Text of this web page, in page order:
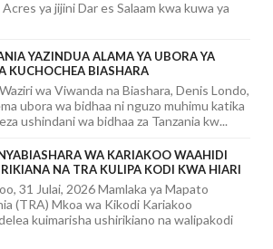
ya jijini Dar es Salaam kwa kuwa ya
YAZINDUA ALAMA YA UBORA YA
KUCHOCHEA BIASHARA
wa Viwanda na Biashara, Denis Londo,
ubora wa bidhaa ni nguzo muhimu katika
ushindani wa bidhaa za Tanzania kw...
WA KARIAKOO WAAHIDI
NA TRA KULIPA KODI KWA HIARI
31 Julai, 2026 Mamlaka ya Mapato
(TRA) Mkoa wa Kikodi Kariakoo
kuimarisha ushirikiano na walipakodi